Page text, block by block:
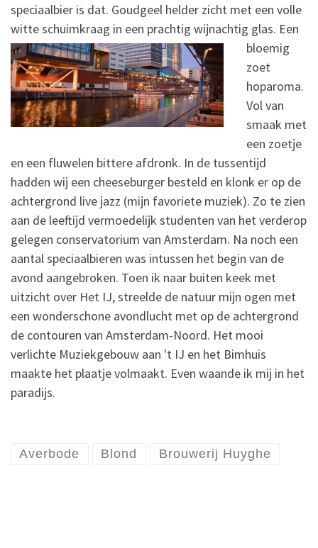
speciaalbier is dat. Goudgeel helder zicht met een volle
witte schuimkraag in een prachtig wijnachtig glas. Een
bloemig
zoet
hoparoma.
Vol van
smaak met
een zoetje
en een fluwelen bittere afdronk. In de tussentijd
hadden wij een cheeseburger besteld en klonk er op de
achtergrond live jazz (mijn favoriete muziek). Zo te zien
aan de leeftijd vermoedelijk studenten van het verderop
gelegen conservatorium van Amsterdam. Na noch een
aantal speciaalbieren was intussen het begin van de
avond aangebroken. Toen ik naar buiten keek met
uitzicht over Het IJ, streelde de natuur mijn ogen met
een wonderschone avondlucht met op de achtergrond
de contouren van Amsterdam-Noord. Het mooi
verlichte Muziekgebouw aan 't IJ en het Bimhuis
maakte het plaatje volmaakt. Even waande ik mij in het
paradijs.
Averbode Blond Brouwerij Huyghe